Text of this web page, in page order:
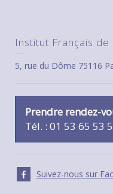
Institut Français
5, rue du Dôme 75116
Prendre rendez-
Tél. : 01 53 65 53
Suivez-nous sur